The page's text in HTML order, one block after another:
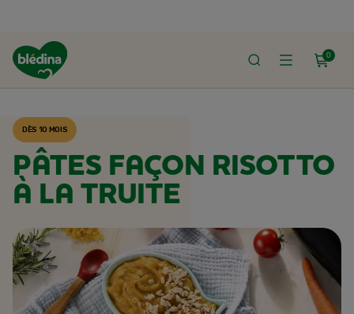
0
ACCUEIL
DÈS 10 MOIS
PÂTES FAÇON RISOTTO
À LA TRUITE